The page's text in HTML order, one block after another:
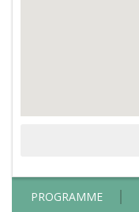
PROGRAMME
le